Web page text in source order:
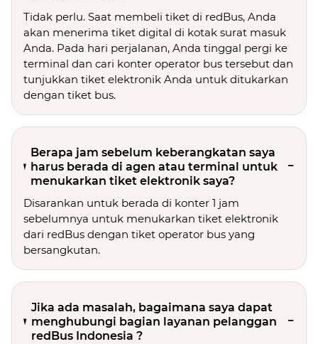
Tidak perlu. Saat membeli tiket di redBus, Anda
akan menerima tiket digital di kotak surat masuk
Anda. Pada hari perjalanan, Anda tinggal pergi ke
terminal dan cari konter operator bus tersebut dan
tunjukkan tiket elektronik Anda untuk ditukarkan
dengan tiket bus.
Berapa jam sebelum keberangkatan saya
harus berada di agen atau terminal untuk
menukarkan tiket elektronik saya?
Disarankan untuk berada di konter 1 jam
sebelumnya untuk menukarkan tiket elektronik
dari redBus dengan tiket operator bus yang
bersangkutan.
Jika ada masalah, bagaimana saya dapat
menghubungi bagian layanan pelanggan
redBus Indonesia ?